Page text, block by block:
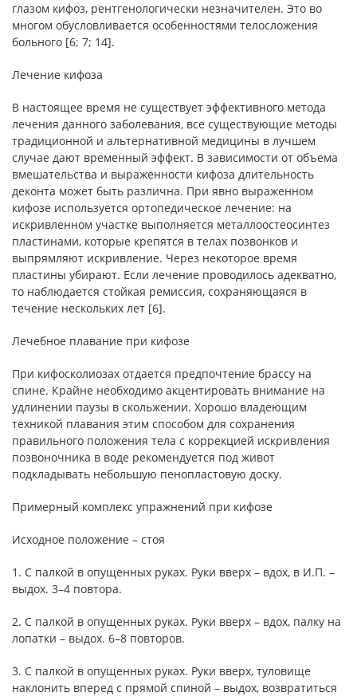
глазом кифоз, рентгенологически незначителен. Это во
многом обусловливается особенностями телосложения
больного [6; 7; 14].
Лечение кифоза
В настоящее время не существует эффективного метода
лечения данного заболевания, все существующие методы
традиционной и альтернативной медицины в лучшем
случае дают временный эффект. В зависимости от объема
вмешательства и выраженности кифоза длительность
деконта может быть различна. При явно выраженном
кифозе используется ортопедическое лечение: на
искривленном участке выполняется металлоостеосинтез
пластинами, которые крепятся в телах позвонков и
выпрямляют искривление. Через некоторое время
пластины убирают. Если лечение проводилось адекватно,
то наблюдается стойкая ремиссия, сохраняющаяся в
течение нескольких лет [6].
Лечебное плавание при кифозе
При кифосколиозах отдается предпочтение брассу на
спине. Крайне необходимо акцентировать внимание на
удлинении паузы в скольжении. Хорошо владеющим
техникой плавания этим способом для сохранения
правильного положения тела с коррекцией искривления
позвоночника в воде рекомендуется под живот
подкладывать небольшую пенопластовую доску.
Примерный комплекс упражнений при кифозе
Исходное положение – стоя
1. С палкой в опущенных руках. Руки вверх – вдох, в И.П. –
выдох. 3–4 повтора.
2. С палкой в опущенных руках. Руки вверх – вдох, палку на
лопатки – выдох. 6–8 повторов.
3. С палкой в опущенных руках. Руки вверх, туловище
наклонить вперед с прямой спиной – выдох, возвратиться